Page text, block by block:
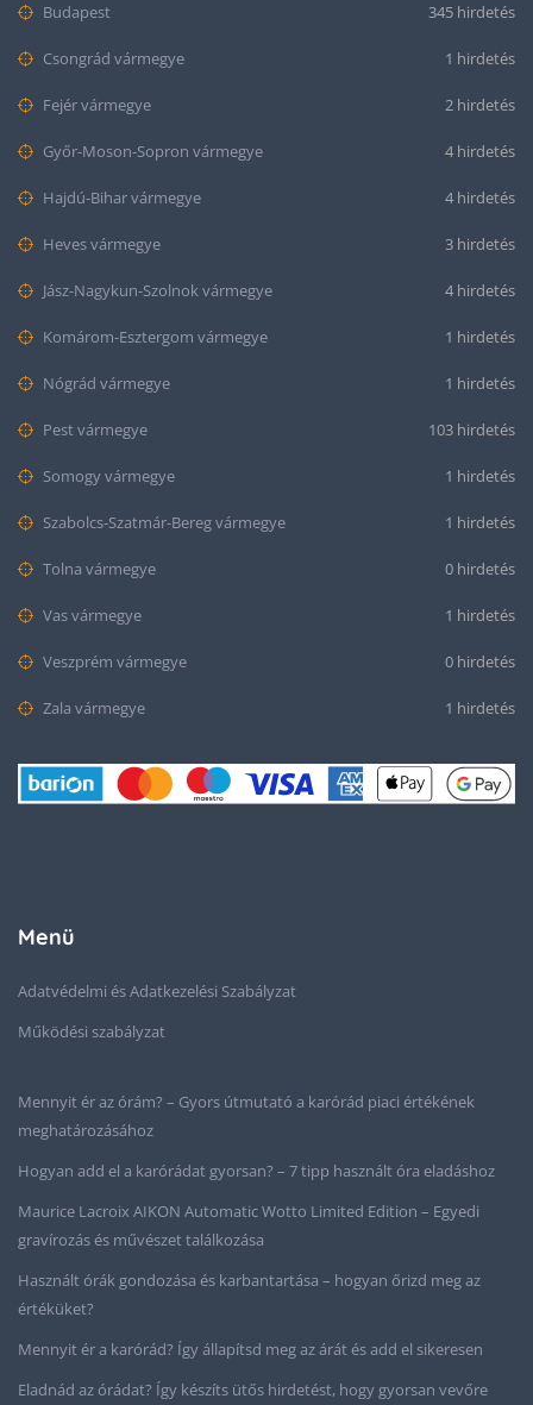
Budapest 345 hirdetés
Csongrád vármegye 1 hirdetés
Fejér vármegye 2 hirdetés
Győr-Moson-Sopron vármegye 4 hirdetés
Hajdú-Bihar vármegye 4 hirdetés
Heves vármegye 3 hirdetés
Jász-Nagykun-Szolnok vármegye 4 hirdetés
Komárom-Esztergom vármegye 1 hirdetés
Nógrád vármegye 1 hirdetés
Pest vármegye 103 hirdetés
Somogy vármegye 1 hirdetés
Szabolcs-Szatmár-Bereg vármegye 1 hirdetés
Tolna vármegye 0 hirdetés
Vas vármegye 1 hirdetés
Veszprém vármegye 0 hirdetés
Zala vármegye 1 hirdetés
Menü
Adatvédelmi és Adatkezelési Szabályzat
Működési szabályzat
Mennyit ér az órám? – Gyors útmutató a karórád piaci értékének
meghatározásához
Hogyan add el a karórádat gyorsan? – 7 tipp használt óra eladáshoz
Maurice Lacroix AIKON Automatic Wotto Limited Edition – Egyedi
gravírozás és művészet találkozása
Használt órák gondozása és karbantartása – hogyan őrizd meg az
értéküket?
Mennyit ér a karórád? Így állapítsd meg az árát és add el sikeresen
Eladnád az órádat? Így készíts ütős hirdetést, hogy gyorsan vevőre